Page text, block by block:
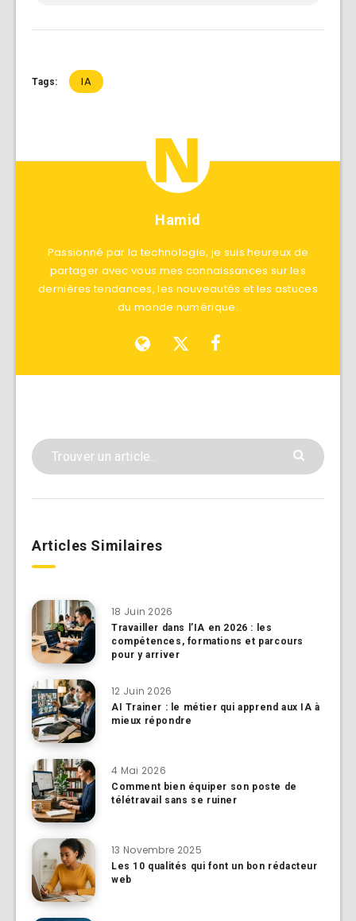
Tags: IA
Hamid
Passionné par la technologie, je suis heureux de
partager avec vous mes connaissances sur les
dernières tendances, les nouveautés et les astuces
du monde numérique.
Articles Similaires
18 Juin 2026
Travailler dans l’IA en 2026 : les
compétences, formations et parcours
pour y arriver
12 Juin 2026
AI Trainer : le métier qui apprend aux IA à
mieux répondre
4 Mai 2026
Comment bien équiper son poste de
télétravail sans se ruiner
13 Novembre 2025
Les 10 qualités qui font un bon rédacteur
web